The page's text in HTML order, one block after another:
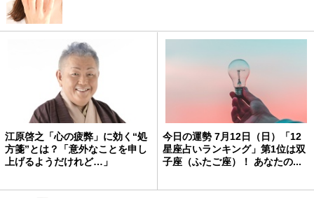
江原啓之「心の疲弊」に効く“処
方箋”とは？「意外なことを申し
上げるようだけれど…」
今日の運勢 7月12日（日）「12
星座占いランキング」第1位は双
子座（ふたご座）！ あなたの...